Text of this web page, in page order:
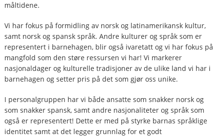
måltidene.
Vi har fokus på formidling av norsk og latinamerikansk kultur,
samt norsk og spansk språk. Andre kulturer og språk som er
representert i barnehagen, blir også ivaretatt og vi har fokus på
mangfold som den støre ressursen vi har! Vi markerer
nasjonaldager og kulturelle tradisjoner av de ulike land vi har i
barnehagen og setter pris på det som gjør oss unike.
I personalgruppen har vi både ansatte som snakker norsk og
som snakker spansk, samt andre nasjonaliteter og språk som
også er representert! Dette er med på styrke barnas språklige
identitet samt at det legger grunnlag for et godt